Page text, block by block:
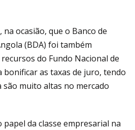
ocasião, que o Banco de
(BDA) foi também
do Fundo Nacional de
as taxas de juro, tendo
são muito altas no mercado
da classe empresarial na